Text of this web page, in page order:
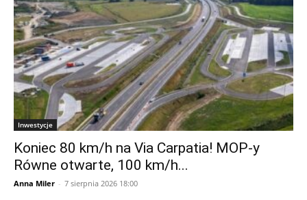
Inwestycje
Koniec 80 km/h na Via Carpatia! MOP-y
Równe otwarte, 100 km/h...
Anna Miler - 7 sierpnia 2026 18:00